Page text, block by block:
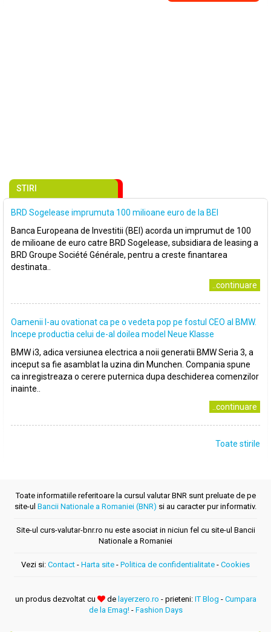
STIRI
BRD Sogelease imprumuta 100 milioane euro de la BEI
Banca Europeana de Investitii (BEI) acorda un imprumut de 100
de milioane de euro catre BRD Sogelease, subsidiara de leasing a
BRD Groupe Société Générale, pentru a creste finantarea
destinata..
..continuare
Oamenii l-au ovationat ca pe o vedeta pop pe fostul CEO al BMW.
Incepe productia celui de-al doilea model Neue Klasse
BMW i3, adica versiunea electrica a noii generatii BMW Seria 3, a
inceput sa fie asamblat la uzina din Munchen. Compania spune
ca inregistreaza o cerere puternica dupa deschiderea comenzilor
inainte..
..continuare
Toate stirile
Toate informatiile referitoare la cursul valutar BNR sunt preluate de pe
site-ul Bancii Nationale a Romaniei (BNR) si au caracter pur informativ.
Site-ul curs-valutar-bnr.ro nu este asociat in niciun fel cu site-ul Bancii
Nationale a Romaniei
Vezi si: Contact - Harta site - Politica de confidentialitate - Cookies
un produs dezvoltat cu de layerzero.ro - prieteni: IT Blog - Cumpara
de la Emag!- Fashion Days